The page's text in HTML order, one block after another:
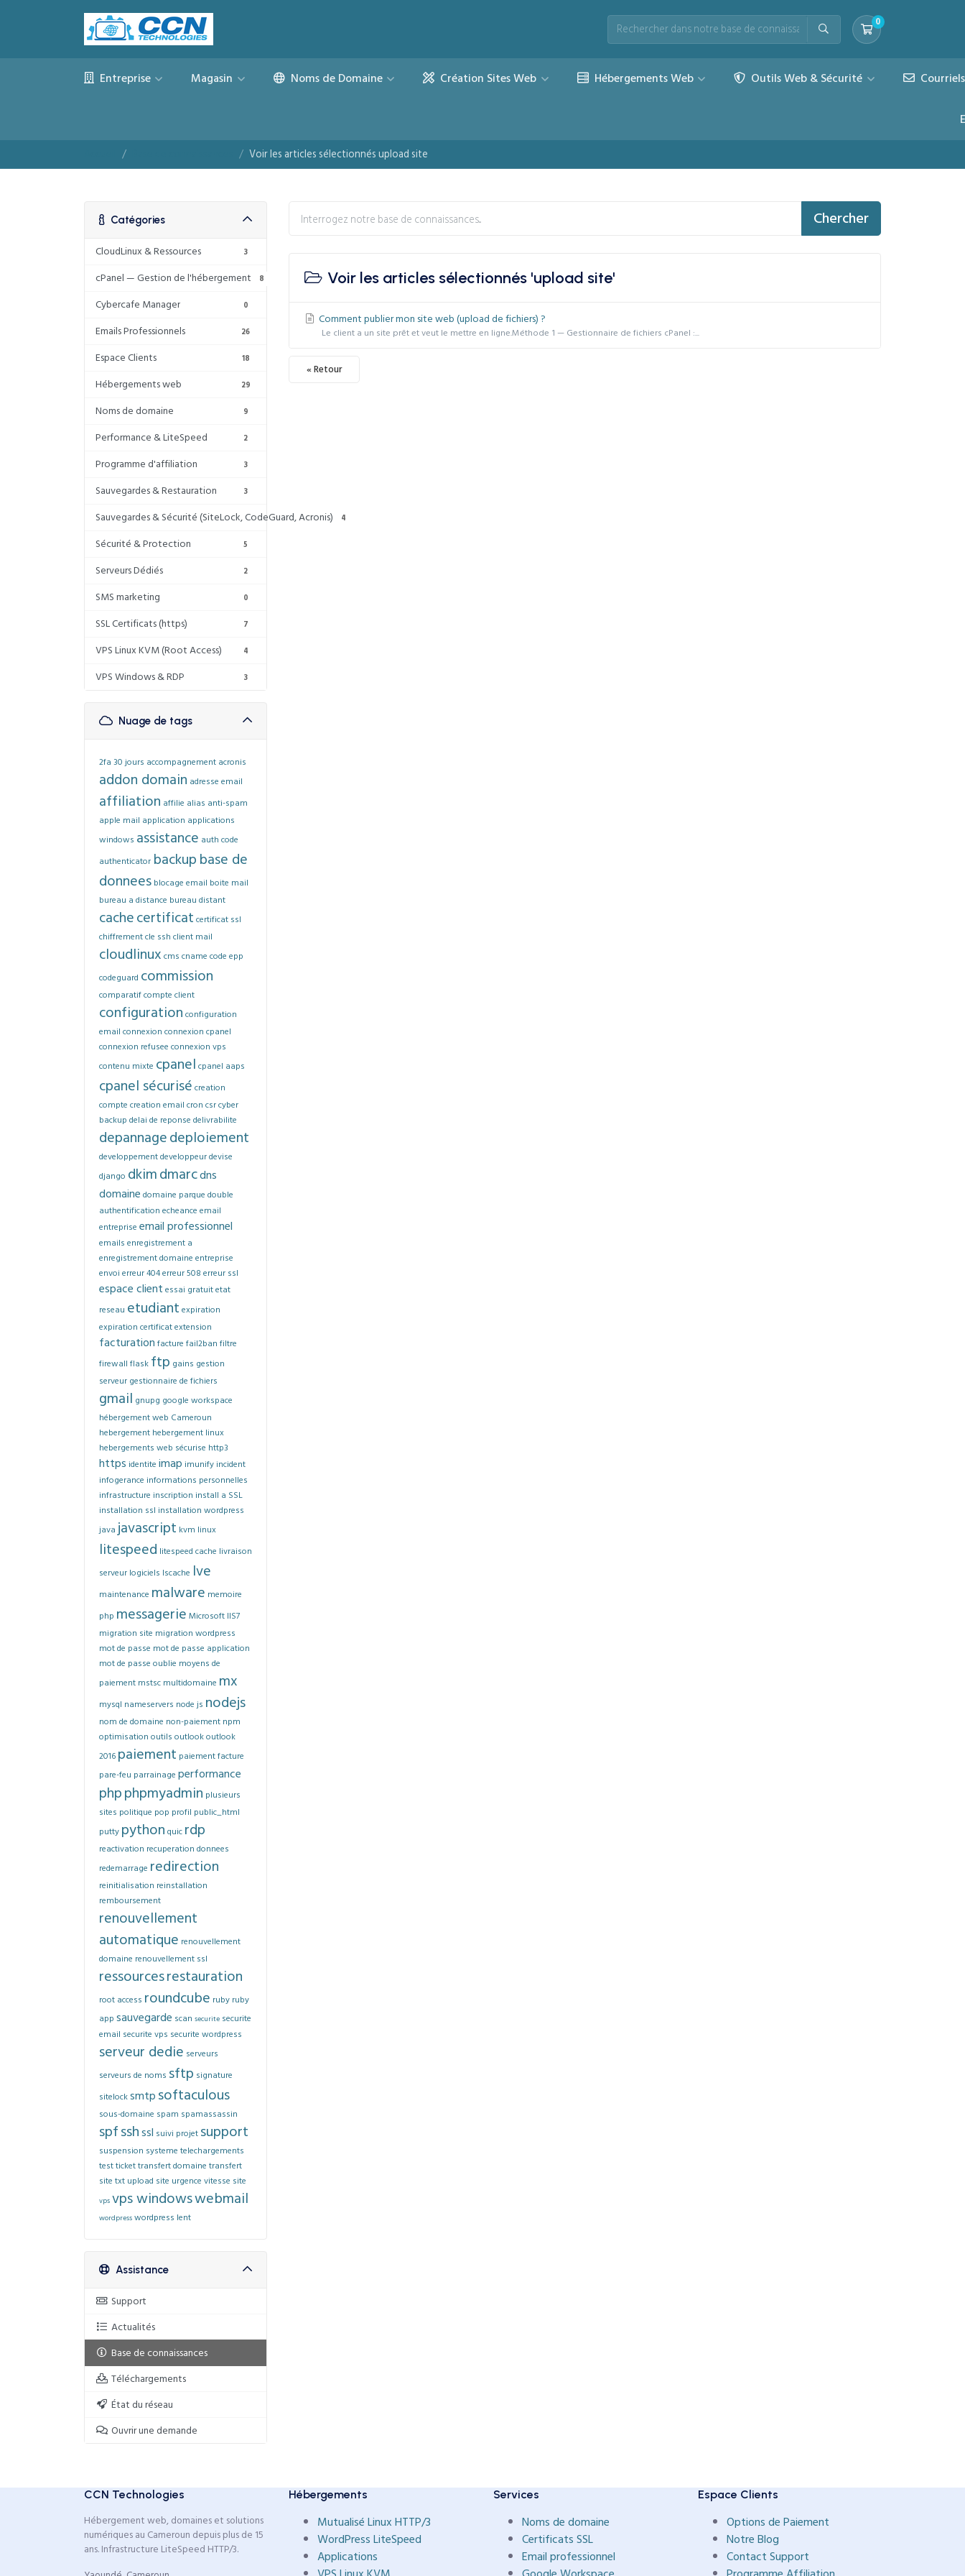
0
Votre panier
Entreprise Magasin Noms de Domaine Création Sites Web Hébergements Web Outils Web & Sécurité
Voir les articles sélectionnés upload site
Catégories
CloudLinux & Ressources 3
cPanel — Gestion de l'hébergement 8
Cybercafe Manager 0
Emails Professionnels 26
Espace Clients 18
Hébergements web 29
Noms de domaine 9
Performance & LiteSpeed 2
Programme d'affiliation 3
Sauvegardes & Restauration 3
Sauvegardes & Sécurité (SiteLock, CodeGuard, Acronis) 4
Sécurité & Protection 5
Serveurs Dédiés 2
SMS marketing 0
SSL Certificats (https) 7
VPS Linux KVM (Root Access) 4
VPS Windows & RDP 3
Nuage de tags
2fa 30 jours accompagnement acronis
addon domain adresse email
affiliation affilie alias anti-spam
apple mail application applications
windows assistance auth code
authenticator backupbase de
donnees blocage email boite mail
bureau a distance bureau distant
cachecertificat certificat ssl
chiffrementcle ssh client mail
cloudlinux cms cname code epp
codeguard commission
comparatifcompte client
configuration configuration
email connexion connexion cpanel
connexion refusee connexion vps
contenu mixte cpanel cpanel aaps
cpanel sécurisé creation
compte creation email cron csrcyber
backup delai de reponse delivrabilite
depannagedeploiement
developpementdeveloppeurdevise
django dkimdmarcdns
domaine domaine parque double
authentification echeance email
entreprise email professionnel
emails enregistrement a
enregistrement domaine entreprise
envoi erreur 404erreur 508 erreur ssl
espace client essai gratuitetat
reseau etudiant expiration
expiration certificatextension
facturation facture fail2ban filtre
firewall flask ftp gains gestion
serveur gestionnaire de fichiers
gmail gnupg google workspace
hébergement web Cameroun
hebergement hebergement linux
hebergements web sécurise http3
https identite imap imunify incident
infogerance informations personnelles
infrastructure inscription install a SSL
installation ssl installation wordpress
java javascript kvm linux
litespeed litespeed cache livraison
serveur logiciels lscache lve
maintenance malware memoire
php messagerie Microsoft IIS7
migration site migration wordpress
mot de passe mot de passe application
mot de passe oublie moyens de
paiement mstsc multidomaine mx
mysql nameservers node js nodejs
nom de domaine non-paiement npm
optimisation outils outlookoutlook
2016 paiement paiement facture
pare-feu parrainage performance
phpphpmyadmin plusieurs
sites politique pop profil public_html
putty python quic rdp
reactivation recuperation donnees
redemarrage redirection
reinitialisation reinstallation
remboursement
renouvellement
automatique renouvellement
domaine renouvellement ssl
ressourcesrestauration
root access roundcube ruby ruby
app sauvegarde scan securite securite
email securite vps securite wordpress
serveur dedie serveurs
serveurs de noms sftp signature
sitelocksmtpsoftaculous
sous-domaine spam spamassassin
spfsshssl suivi projet support
suspension systeme telechargements
testtickettransfert domaine transfert
site txt upload site urgence vitesse site
vpsvps windowswebmail
wordpresswordpress lent
Assistance
Support
Actualités
Base de connaissances
Téléchargements
État du réseau
Ouvrir une demande
Chercher
Voir les articles sélectionnés 'upload site'
Comment publier mon site web (upload de fichiers) ?
Le client a un site prêt et veut le mettre en ligne.Méthode 1 — Gestionnaire de fichiers cPanel :...
« Retour
CCN Technologies
Hébergement web, domaines et solutions
numériques au Cameroun depuis plus de 15
ans. Infrastructure LiteSpeed HTTP/3.
Hébergements
Mutualisé Linux HTTP/3
WordPress LiteSpeed
Applications
Services
Noms de domaine
Certificats SSL
Email professionnel
Espace Clients
Options de Paiement
Notre Blog
Contact Support